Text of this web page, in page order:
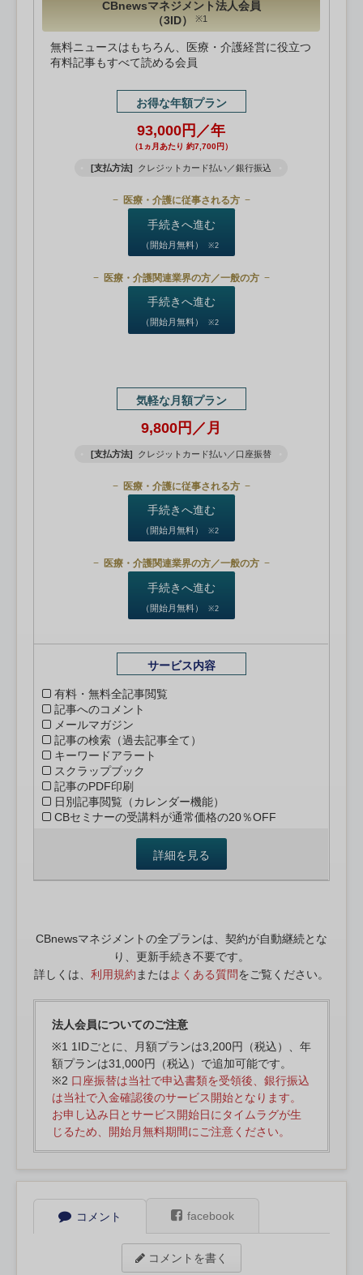
CBnewsマネジメント法人会員
（3ID）
※1
無料ニュースはもちろん、医療・介護経営に役立つ
有料記事もすべて読める会員
お得な年額プラン
93,000円／年
（1ヵ月あたり 約7,700円）
[支払方法] クレジットカード払い／銀行振込
医療・介護に従事される方
手続きへ進む
（開始月無料） ※2
医療・介護関連業界の方／一般の方
手続きへ進む
（開始月無料） ※2
気軽な月額プラン
9,800円／月
[支払方法] クレジットカード払い／口座振替
医療・介護に従事される方
手続きへ進む
（開始月無料） ※2
医療・介護関連業界の方／一般の方
手続きへ進む
（開始月無料） ※2
サービス内容
有料・無料全記事閲覧
記事へのコメント
メールマガジン
記事の検索（過去記事全て）
キーワードアラート
スクラップブック
記事のPDF印刷
日別記事閲覧（カレンダー機能）
CBセミナーの受講料が通常価格の20％OFF
詳細を見る
CBnewsマネジメントの全プランは、契約が自動継続とな
り、更新手続き不要です。
詳しくは、 利用規約 またはよくある質問をご覧ください。
法人会員についてのご注意
※1 1IDごとに、月額プランは3,200円（税込）、年
額プランは31,000円（税込）で追加可能です。
※2 口座振替は当社で申込書類を受領後、銀行振込
は当社で入金確認後のサービス開始となります。
お申し込み日とサービス開始日にタイムラグが生
じるため、開始月無料期間にご注意ください。
コメント facebook
コメントを書く